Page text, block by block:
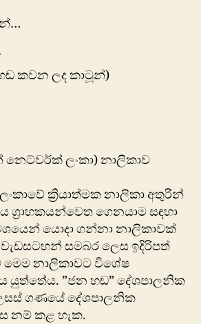
කවන ලද කාටූන්)
නෙට්වර්ක් ලංකා) නාලිකාව
ක්‍රියාත්මක නාලිකා අතුරින්
ග්‍රාහකයන්වෙත ගෙනයාම සඳහා
යොදා ගන්නා නාලිකාවක්
සමබර ලෙස ඉදිරිපත්
නාලිකාවට විශේෂ
යුත්තේය. ‍‍”ජන හඬ” දේශපාලනික
ගණයේ දේශපාලනික
නම් කළ හැක.